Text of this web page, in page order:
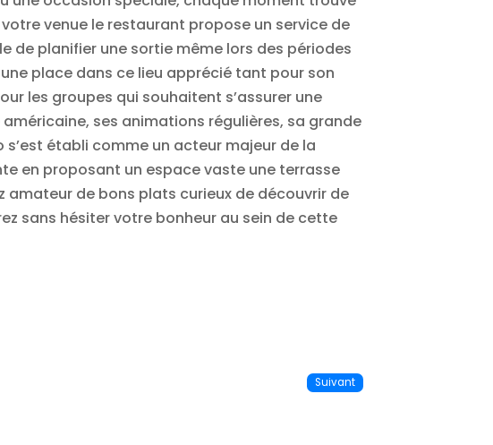
venue le restaurant propose un service de
de planifier une sortie même lors des périodes
place dans ce lieu apprécié tant pour son
les groupes qui souhaitent s’assurer une
ses animations régulières, sa grande
établi comme un acteur majeur de la
en proposant un espace vaste une terrasse
de bons plats curieux de découvrir de
sans hésiter votre bonheur au sein de cette
Suivant